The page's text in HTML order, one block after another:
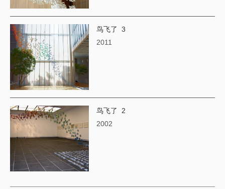
鸟飞了 3
2011
鸟飞了 2
2002